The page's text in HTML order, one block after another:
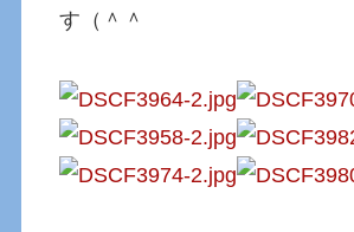
す（＾＾